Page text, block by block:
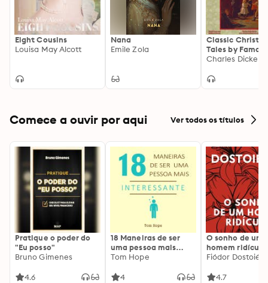
Eight Cousins
Louisa May Alcott
Nana
Emile Zola
Classic
Tales by
Authors, Vol. 1
Comece a ouvir por aqui Ver todos os títulos
Pratique o poder do
"Eu posso"
Bruno Gimenes
4.6
18 Maneiras de ser
uma pessoa mais
interessante
Tom Hope
4
O sonho de um
homem ridículo
Fiódor
4.7